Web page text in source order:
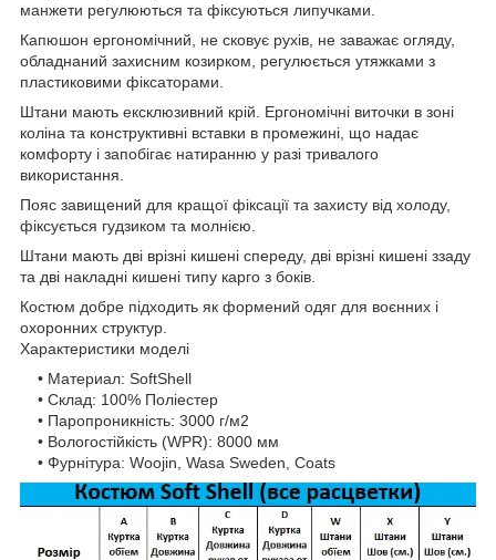
манжети регулюються та фіксуються липучками.
Капюшон ергономічний, не сковує рухів, не заважає огляду,
обладнаний захисним козирком, регулюється утяжками з
пластиковими фіксаторами.
Штани мають ексклюзивний крій. Ергономічні виточки в зоні
коліна та конструктивні вставки в промежині, що надає
комфорту і запобігає натиранню у разі тривалого
використання.
Пояс завищений для кращої фіксації та захисту від холоду,
фіксується гудзиком та молнією.
Штани мають дві врізні кишені спереду, дві врізні кишені ззаду
та дві накладні кишені типу карго з боків.
Костюм добре підходить як формений одяг для воєнних і
охоронних структур.
Характеристики моделі
• Материал: SoftShell
• Склад: 100% Поліестер
• Паропроникність: 3000 г/м2
• Вологостійкість (WPR): 8000 мм
• Фурнітура: Woojin, Wasa Sweden, Coats